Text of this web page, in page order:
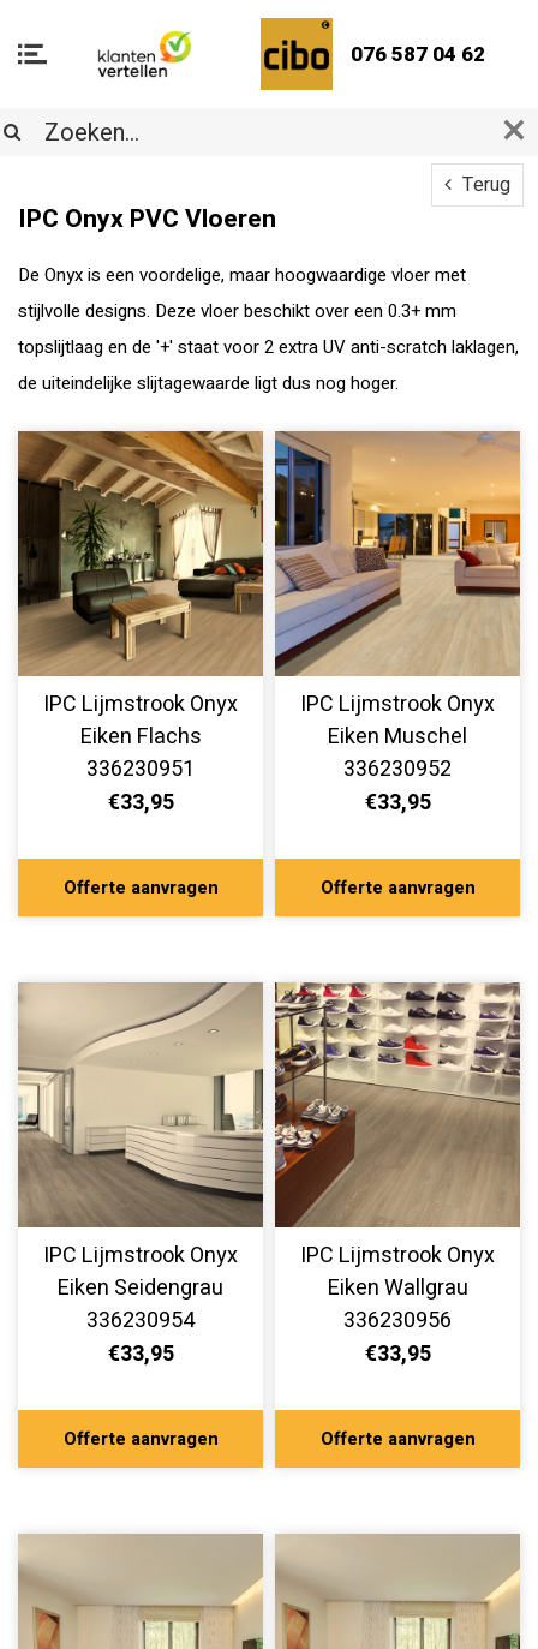
076 587 04 62
Terug
IPC Onyx PVC Vloeren
De Onyx is een voordelige, maar hoogwaardige vloer met
stijlvolle designs. Deze vloer beschikt over een 0.3+ mm
topslijtlaag en de '+' staat voor 2 extra UV anti-scratch laklagen,
de uiteindelijke slijtagewaarde ligt dus nog hoger.
IPC Lijmstrook Onyx
Eiken Flachs
336230951
€33,95
Offerte aanvragen
IPC Lijmstrook Onyx
Eiken Muschel
336230952
€33,95
Offerte aanvragen
IPC Lijmstrook Onyx
Eiken Seidengrau
336230954
€33,95
Offerte aanvragen
IPC Lijmstrook Onyx
Eiken Wallgrau
336230956
€33,95
Offerte aanvragen